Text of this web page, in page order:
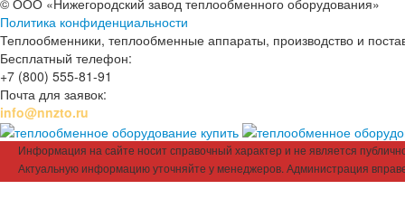
Политика конфиденциальности
Теплообменники, теплообменные аппараты, производство и
Бесплатный телефон:
+7 (800) 555-81-91
Почта для заявок:
info@nnzto.ru
Информация на сайте носит справочный характер и не является
Актуальную информацию уточняйте у менеджеров. Администрация